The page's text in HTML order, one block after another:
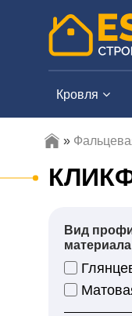
Кровля
»
Вид
материала